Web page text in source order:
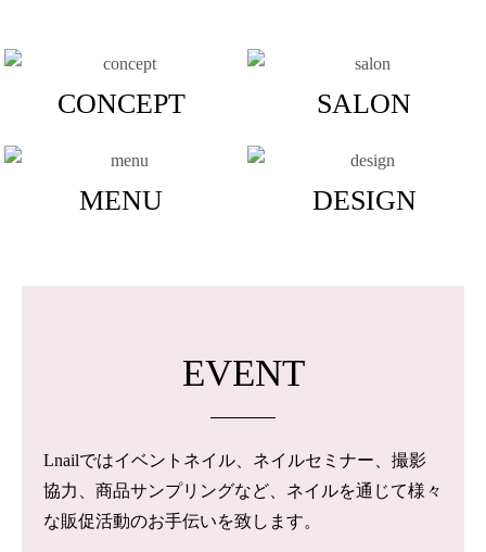
CONCEPT SALON
MENU DESIGN
EVENT
Lnailではイベントネイル、ネイルセミナー、撮影
協力、商品サンプリングなど、ネイルを通じて様々
な販促活動のお手伝いを致します。